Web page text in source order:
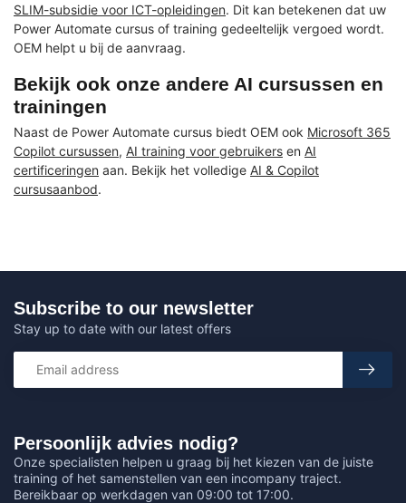
SLIM-subsidie voor ICT-opleidingen. Dit kan betekenen dat uw
Power Automate cursus of training gedeeltelijk vergoed wordt.
OEM helpt u bij de aanvraag.
Bekijk ook onze andere AI cursussen en
trainingen
Naast de Power Automate cursus biedt OEM ook Microsoft 365
Copilot cursussen, AI training voor gebruikers en AI
certificeringen aan. Bekijk het volledige AI & Copilot
cursusaanbod.
Persoonlijk advies nodig?
Onze specialisten helpen u graag bij het kiezen van de juiste
training of het samenstellen van een incompany traject.
Bereikbaar op werkdagen van 09:00 tot 17:00.
Subscribe to our newsletter
Stay up to date with our latest offers